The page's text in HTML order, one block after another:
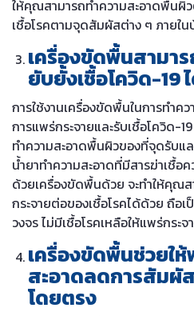
ให้คุณสามารถทำความสะอาดพื้นผิ
เชื้อโรคตามจุดสัมผัสต่าง ๆ ภายใ
เครื่องขัดพื้นสามา
ยับยั้งเชื้อโควิด-19
การใช้งานเครื่องขัดพื้นในการทำค
การแพร่กระจายและรับเชื้อโควิด-
ทำความสะอาดพื้นผิวของที่จุดรับแ
น้ำยาทำความสะอาดที่มีสารฆ่าเชื้อ
ด้วยเครื่องขัดพื้นด้วย จะทำให้คุณ
กระจายต่อของเชื้อโรคได้ด้วย ถือ
วงจร ไม่มีเชื้อโรคเหลือให้แพร่กระ
เครื่องขัดพื้นช่วยใ
สะอาดลดการสัมผั
โดยตรง